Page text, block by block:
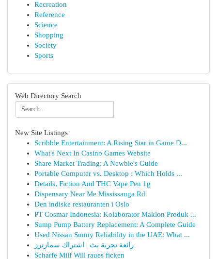
Recreation
Reference
Science
Shopping
Society
Sports
Web Directory Search
New Site Listings
Scribble Entertainment: A Rising Star in Game D...
What's Next In Casino Games Website
Share Market Trading: A Newbie's Guide
Portable Computer vs. Desktop : Which Holds ...
Details, Fiction And THC Vape Pen 1g
Dispensary Near Me Mississauga Rd
Den indiske restauranten i Oslo
PT Cosmar Indonesia: Kolaborator Maklon Produk ...
Sump Pump Battery Replacement: A Complete Guide
Used Nissan Sunny Reliability in the UAE: What ...
رائعة تجربة بث | اشتراك سمارترز
Scharfe Milf Will raues ficken